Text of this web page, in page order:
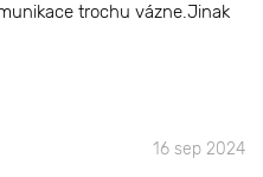
trochu vázne.Jinak
16 sep 2024